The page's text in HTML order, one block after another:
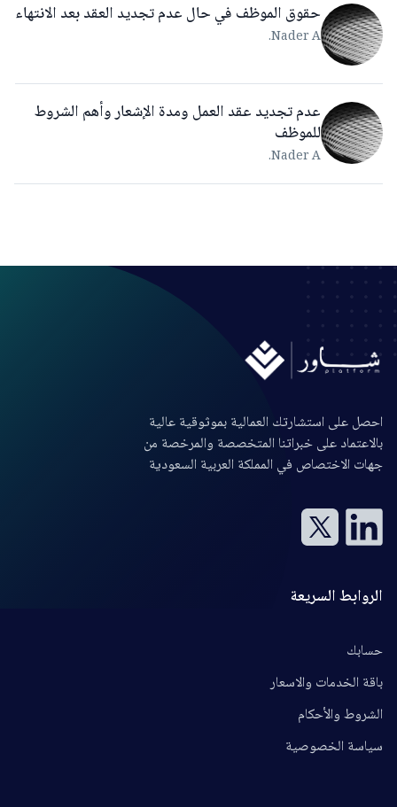
حقوق الموظف في حال عدم تجديد العقد بعد الانتهاء
Nader A.
عدم تجديد عقد العمل ومدة الإشعار وأهم الشروط
للموظف
Nader A.
احصل على استشارتك العمالية بموثوقية عالية
بالاعتماد على خبراتنا المتخصصة والمرخصة من
جهات الاختصاص في المملكة العربية السعودية
الروابط السريعة
حسابك
باقة الخدمات والاسعار
الشروط والأحكام
سياسة الخصوصية